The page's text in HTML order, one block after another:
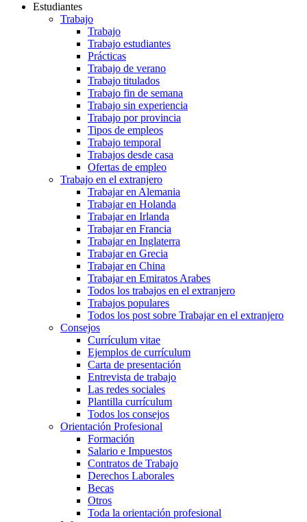
Estudiantes
Trabajo
Trabajo
Trabajo estudiantes
Prácticas
Trabajo de verano
Trabajo titulados
Trabajo fin de semana
Trabajo sin experiencia
Trabajo por provincia
Tipos de empleos
Trabajo temporal
Trabajos desde casa
Ofertas de empleo
Trabajo en el extranjero
Trabajar en Alemania
Trabajar en Holanda
Trabajar en Irlanda
Trabajar en Francia
Trabajar en Inglaterra
Trabajar en Grecia
Trabajar en China
Trabajar en Emiratos Arabes
Todos los trabajos en el extranjero
Trabajos populares
Todos los post sobre Trabajar en el extranjero
Consejos
Currículum vitae
Ejemplos de currículum
Carta de presentación
Entrevista de trabajo
Las redes sociales
Plantilla currículum
Todos los consejos
Orientación Profesional
Formación
Salario e Impuestos
Contratos de Trabajo
Derechos Laborales
Becas
Otros
Toda la orientación profesional